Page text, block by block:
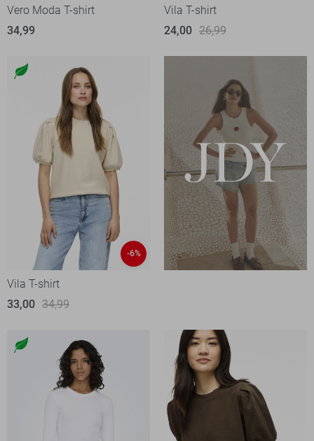
Vero Moda T-shirt
34,99
Vila T-shirt
24,00 26,99
-6%
Vila T-shirt
33,00 34,99